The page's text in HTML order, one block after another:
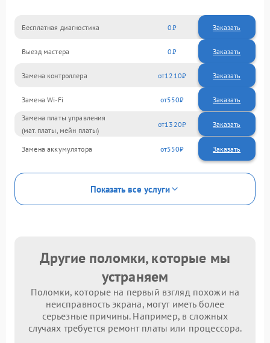
Бесплатная диагностика 0 Заказать
Выезд мастера 0 Заказать
Замена контроллера 1210
Замена Wi-Fi 550
Замена платы управления
(мат.платы, мейн платы)
1320
Замена аккумулятора 550
Показать все услуги
Другие поломки, которые мы
устраняем
Поломки, которые на первый взгляд похожи на
неисправность экрана, могут иметь более
серьезные причины. Например, в сложных
случаях требуется ремонт платы или процессора.